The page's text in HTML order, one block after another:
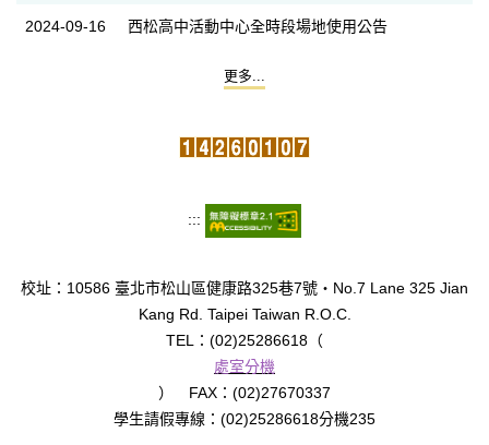
2024-09-16 西松高中活動中心全時段場地使用公告
更多...
:::
校址：10586 臺北市松山區健康路325巷7號‧No.7 Lane 325 Jian
Kang Rd. Taipei Taiwan R.O.C.
TEL：(02)25286618（
處室分機
） FAX：(02)27670337
學生請假專線：(02)25286618分機235